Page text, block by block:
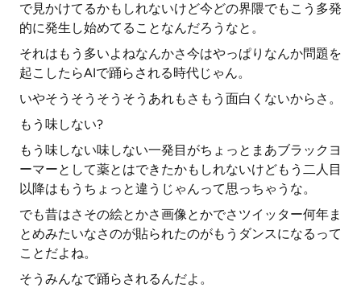
で見かけてるかもしれないけど今どの界隈でもこう多発
的に発生し始めてることなんだろうなと。
それはもう多いよねなんかさ今はやっぱりなんか問題を
起こしたらAIで踊らされる時代じゃん。
いやそうそうそうそうあれもさもう面白くないからさ。
もう味しない?
もう味しない味しない一発目がちょっとまあブラックヨ
ーマーとして薬とはできたかもしれないけどもう二人目
以降はもうちょっと違うじゃんって思っちゃうな。
でも昔はさその絵とかさ画像とかでさツイッター何年ま
とめみたいなさのが貼られたのがもうダンスになるって
ことだよね。
そうみんなで踊らされるんだよ。